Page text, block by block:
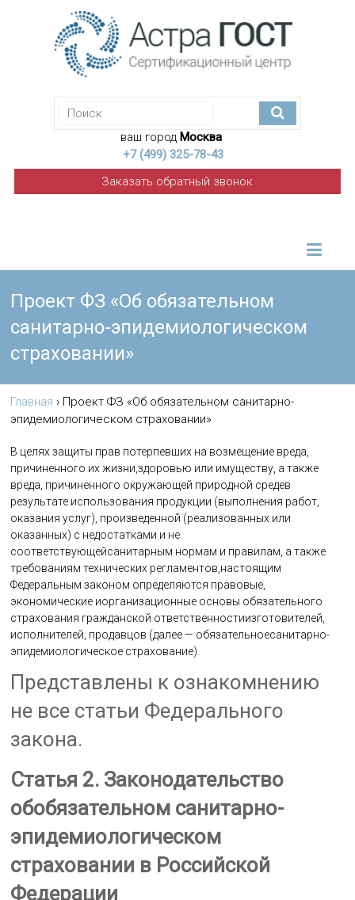
ваш город Москва
+7 (499) 325-78-43
Заказать обратный звонок
Проект ФЗ «Об обязательном
санитарно-эпидемиологическом
страховании»
Главная › Проект ФЗ «Об обязательном санитарно-
эпидемиологическом страховании»
В целях защиты прав потерпевших на возмещение вреда,
причиненного их жизни,здоровью или имуществу, а также
вреда, причиненного окружающей природной средев
результате использования продукции (выполнения работ,
оказания услуг), произведенной (реализованных или
оказанных) с недостатками и не
соответствующейсанитарным нормам и правилам, а также
требованиям технических регламентов,настоящим
Федеральным законом определяются правовые,
экономические иорганизационные основы обязательного
страхования гражданской ответственностиизготовителей,
исполнителей, продавцов (далее — обязательноесанитарно-
эпидемиологическое страхование).
Представлены к ознакомнению
не все статьи Федерального
закона.
Статья 2. Законодательство
обобязательном санитарно-
эпидемиологическом
страховании в Российской
Федерации